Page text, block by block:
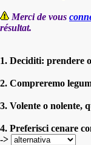
Merci de vous
résultat.
1. Deciditi: prendere
2. Compreremo
3. Volente o nolente,
4. Preferisci cenare
->